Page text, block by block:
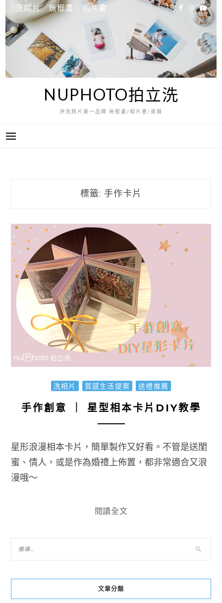
至
主
要
容
洗照片 無框畫 相片書
NUPHOTO拍立洗
沖洗照片第一品牌 無框畫/相片書/桌曆
標籤: 手作卡片
洗相片 質感生活提案 送禮推薦
手作創意 ｜ 星型相本卡片DIY教學
星形浪漫相本卡片，簡單製作又好看。不管是送閨
蜜、情人，或是作為婚禮上佈置，都非常適合又浪
漫哦～
閱讀全文
文章分類